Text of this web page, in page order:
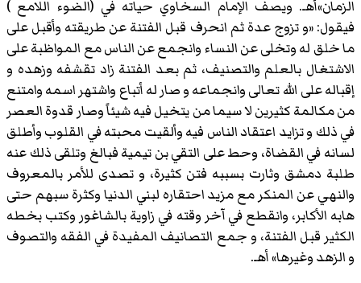
الزمان»أهـ. ويصف الإمام السخاوي حياته في (الضوء اللامع )
فيقول: «و تزوج عدة ثم انحرف قبل الفتنة عن طريقته وأقبل على
ما خلق له وتخلى عن النساء وانجمع عن الناس مع المواظبة على
الاشتغال بالعلم والتصنيف، ثم بعد الفتنة زاد تقشفه وزهده و
إقباله على الله تعالى وانجماعه و صار له أتباع واشتهر اسمه وامتنع
من مكالمة كثيرين لا سيما من يتخيل فيه شيئاً وصار قدوة العصر
في ذلك و تزايد اعتقاد الناس فيه وألقيت محبته في القلوب وأطلق
لسانه في القضاة، وحط على التقي بن تيمية فبالغ وتلقى ذلك عنه
طلبة دمشق وثارت بسببه فتن كثيرة، و تصدى للأمر بالمعروف
والنهي عن المنكر مع مزيد احتقاره لبني الدنيا وكثرة سبهم حتى
هابه الأكابر، وانقطع في آخر وقته في زاوية بالشاغور وكتب بخطه
الكثير قبل الفتنة، و جمع التصانيف المفيدة في الفقه والتصوف
و الزهد وغيرها» أهـ.